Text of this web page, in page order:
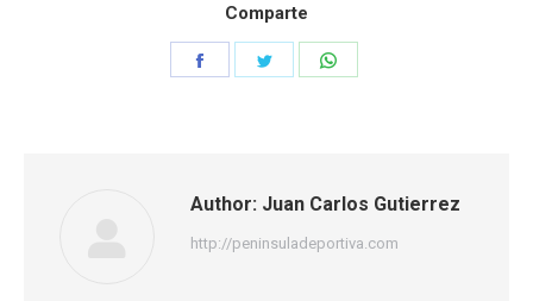
Comparte
Share
Author: Juan Carlos Gutierrez
http://peninsuladeportiva.com